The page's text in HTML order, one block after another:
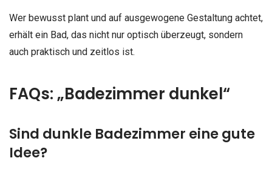
Wer bewusst plant und auf ausgewogene Gestaltung achtet,
erhält ein Bad, das nicht nur optisch überzeugt, sondern
auch praktisch und zeitlos ist.
FAQs: „Badezimmer dunkel“
Sind dunkle Badezimmer eine gute
Idee?